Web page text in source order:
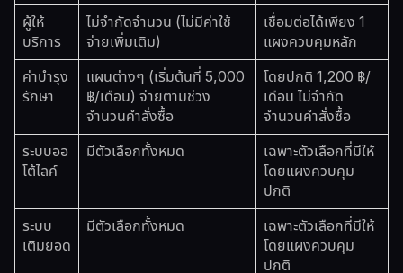
ผู้ให้
บริการ
ไม่จำกัดจำนวน (ไม่มีค่าใช้
จ่ายเพิ่มเติม)
เชื่อมต่อได้เพียง 1
แผงควบคุมหลัก
ค่าบำรุง
รักษา
แผนต่างๆ (เริ่มต้นที่ 5,000
฿/เดือน) จ่ายตามช่วง
จำนวนคำสั่งซื้อ
โดยปกติ 1,200 ฿/
เดือน ไม่จำกัด
จำนวนคำสั่งซื้อ
ระบบออ
โต้ไลค์
มีตัวเลือกทั้งหมด
เฉพาะตัวเลือกที่มีให้
โดยแผงควบคุม
ปกติ
ระบบ
เติมยอด
มีตัวเลือกทั้งหมด
เฉพาะตัวเลือกที่มีให้
โดยแผงควบคุม
ปกติ